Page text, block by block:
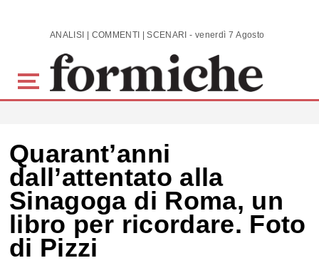
Skip to main content ANALISI | COMMENTI | SCENARI - venerdì 7 Agosto 2026
Quarant’anni
dall’attentato alla
Sinagoga di Roma, un
libro per ricordare. Foto
di Pizzi